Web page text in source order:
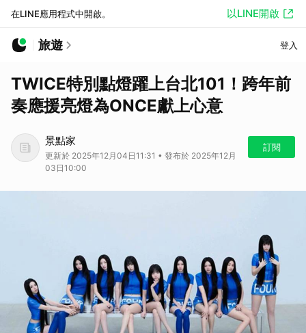
在LINE應用程式中開啟。 以LINE開啟
旅遊 登入
TWICE特別點燈躍上台北101！跨年前
奏應援亮燈為ONCE獻上心意
景點家
更新於 2025年12月04日11:31 • 發布於 2025年12月
03日10:00
訂閱